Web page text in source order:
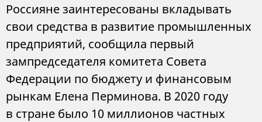
Россияне заинтересованы вкладывать
свои средства в развитие промышленных
предприятий, сообщила первый
зампредседателя комитета Совета
Федерации по бюджету и финансовым
рынкам Елена Перминова. В 2020 году
в стране было 10 миллионов частных